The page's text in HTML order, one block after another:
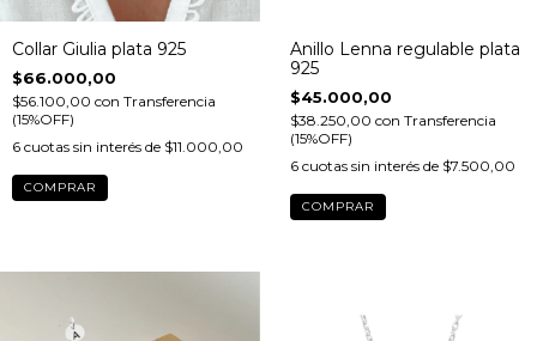
Collar Giulia plata 925
$66.000,00
$56.100,00 con Transferencia
(15%OFF)
6 cuotas sin interés de $11.000,00
Anillo Lenna regulable plata
925
$45.000,00
$38.250,00 con Transferencia
(15%OFF)
6 cuotas sin interés de $7.500,00